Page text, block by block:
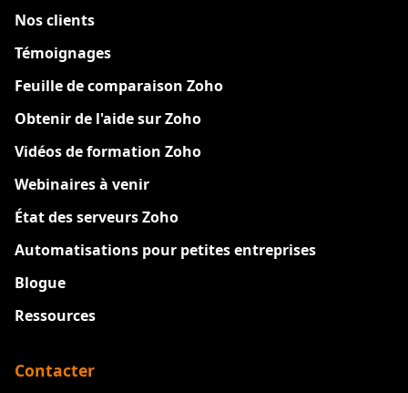
Nos clients
Témoignages
Feuille de comparaison Zoho
Obtenir de l'aide sur Zoho
Vidéos de formation Zoho
Webinaires à venir
État des serveurs Zoho
Automatisations pour petites entreprises
Blogue
Ressources
Contacter